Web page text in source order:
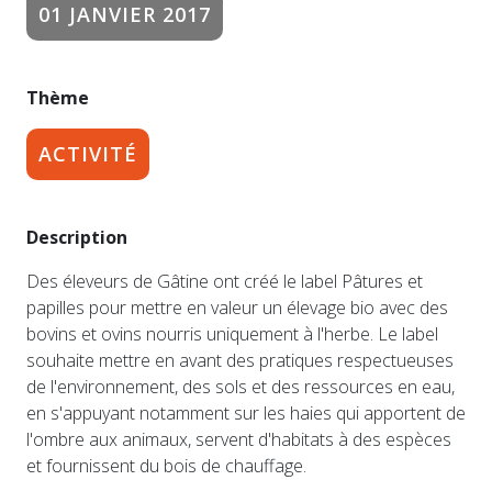
01 JANVIER 2017
Thème
ACTIVITÉ
Description
Des éleveurs de Gâtine ont créé le label Pâtures et
papilles pour mettre en valeur un élevage bio avec des
bovins et ovins nourris uniquement à l'herbe. Le label
souhaite mettre en avant des pratiques respectueuses
de l'environnement, des sols et des ressources en eau,
en s'appuyant notamment sur les haies qui apportent de
l'ombre aux animaux, servent d'habitats à des espèces
et fournissent du bois de chauffage.